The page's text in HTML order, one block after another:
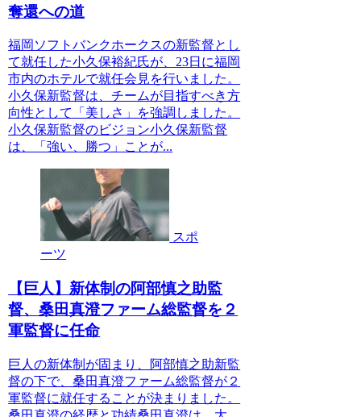
奪還への道
福岡ソフトバンクホークスの新監督とし
て就任した小久保裕紀氏が、23日に福岡
市内のホテルで就任会見を行いました。
小久保新監督は、チームが目指すべき方
向性として「美しさ」を強調しました。
小久保新監督のビジョン小久保新監督
は、「強い、勝つ」ことが...
スポ
ーツ
【巨人】新体制の阿部慎之助監
督、桑田真澄ファーム総監督を２
軍監督に任命
巨人の新体制が固まり、阿部慎之助新監
督の下で、桑田真澄ファーム総監督が２
軍監督に就任することが決まりました。